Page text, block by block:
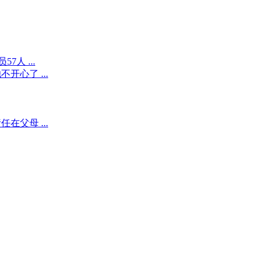
57人 ...
开心了 ...
在父母 ...